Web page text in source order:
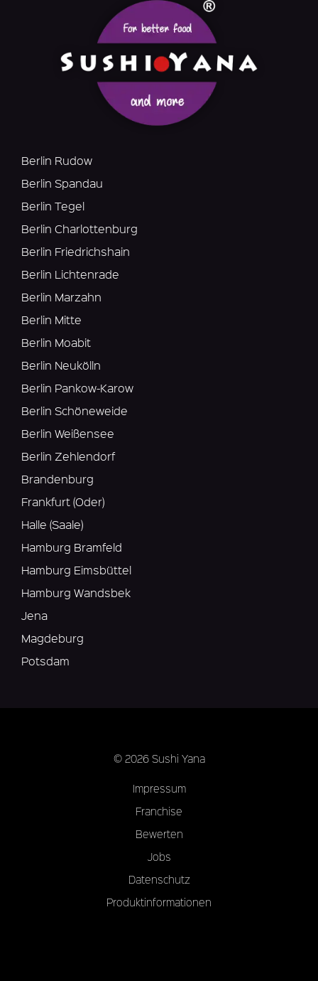
Berlin Rudow
Berlin Spandau
Berlin Tegel
Berlin Charlottenburg
Berlin Friedrichshain
Berlin Lichtenrade
Berlin Marzahn
Berlin Mitte
Berlin Moabit
Berlin Neukölln
Berlin Pankow-Karow
Berlin Schöneweide
Berlin Weißensee
Berlin Zehlendorf
Brandenburg
Frankfurt (Oder)
Halle (Saale)
Hamburg Bramfeld
Hamburg Eimsbüttel
Hamburg Wandsbek
Jena
Magdeburg
Potsdam
© 2026 Sushi Yana
Impressum
Franchise
Bewerten
Jobs
Datenschutz
Produktinformationen